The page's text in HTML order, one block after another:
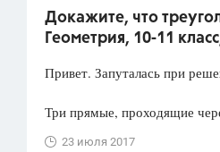
Докажите, что
Геометрия, 10-11
Привет. Запуталась при
Три прямые, проходящие
23 июля 2017